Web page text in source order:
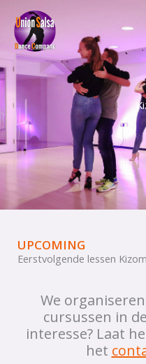
naar
inhoud
UPCOMING
Eerstvolgende lessen
We
cursussen in
interesse? Laat
het